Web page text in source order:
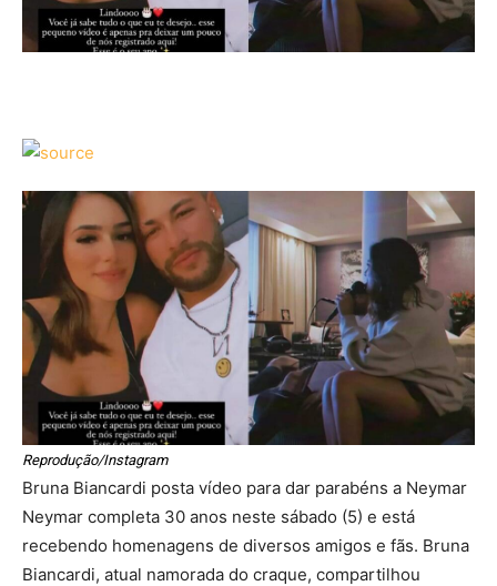
Reprodução/Instagram
Bruna Biancardi posta vídeo para dar parabéns a Neymar
Neymar completa 30 anos neste sábado (5) e está
recebendo homenagens de diversos amigos e fãs. Bruna
Biancardi, atual namorada do craque, compartilhou